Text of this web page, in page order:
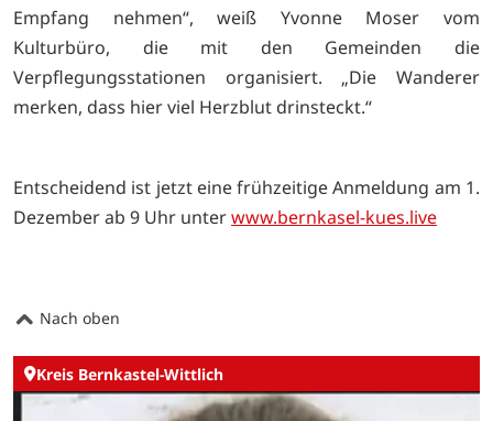
Empfang nehmen“, weiß Yvonne Moser vom
Kulturbüro, die mit den Gemeinden die
Verpflegungsstationen organisiert. „Die Wanderer
merken, dass hier viel Herzblut drinsteckt.“
Entscheidend ist jetzt eine frühzeitige Anmeldung am 1.
Dezember ab 9 Uhr unterwww.bernkasel-kues.live
Nach oben
Kreis Bernkastel-Wittlich